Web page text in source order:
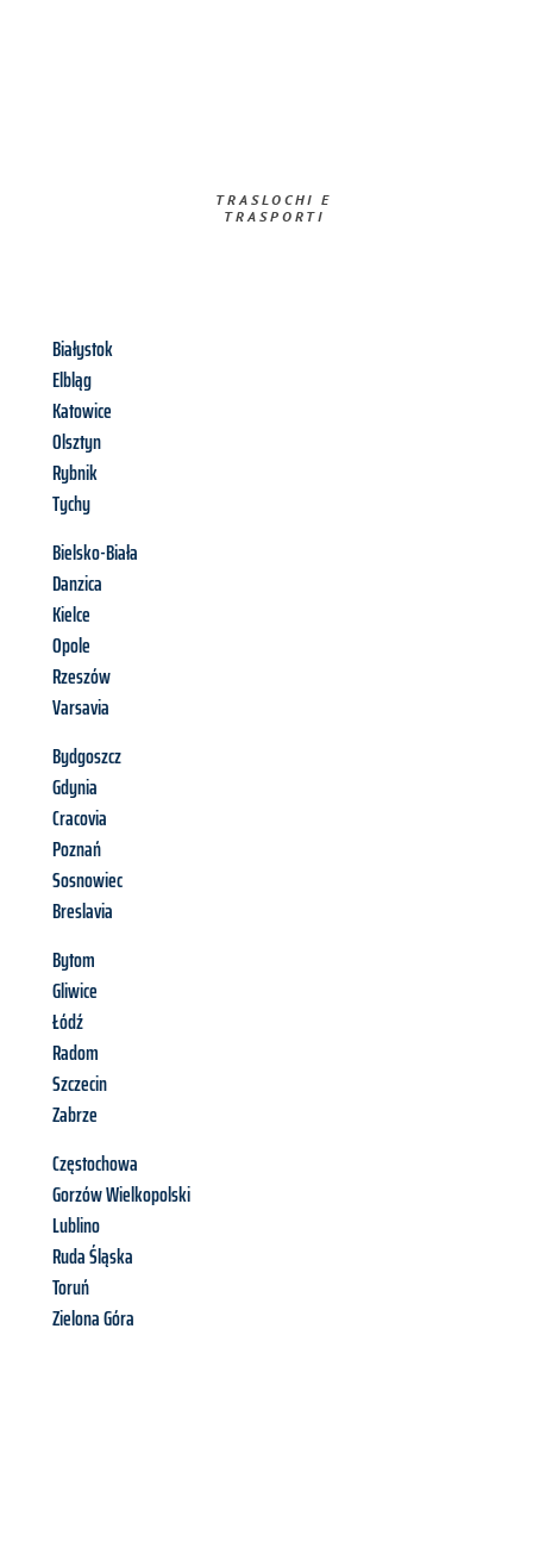
TRASLOCHI E
TRASPORTI​
Białystok
Elbląg
Katowice
Olsztyn
Rybnik
Tychy
Bielsko-Biała
Danzica
Kielce
Opole
Rzeszów
Varsavia
Bydgoszcz
Gdynia
Cracovia
Poznań
Sosnowiec
Breslavia
Bytom
Gliwice
Łódź
Radom
Szczecin
Zabrze
Częstochowa
Gorzów Wielkopolski
Lublino
Ruda Śląska
Toruń
Zielona Góra